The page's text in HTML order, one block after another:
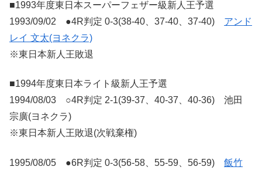
■1993年度東日本スーパーフェザー級新人王予選
1993/09/02 ●4R判定 0-3(38-40、37-40、37-40) アンド
レイ 文太(ヨネクラ)
※東日本新人王敗退
■1994年度東日本ライト級新人王予選
1994/08/03 ○4R判定 2-1(39-37、40-37、40-36) 池田
宗廣(ヨネクラ)
※東日本新人王敗退(次戦棄権)
1995/08/05 ●6R判定 0-3(56-58、55-59、56-59) 飯竹